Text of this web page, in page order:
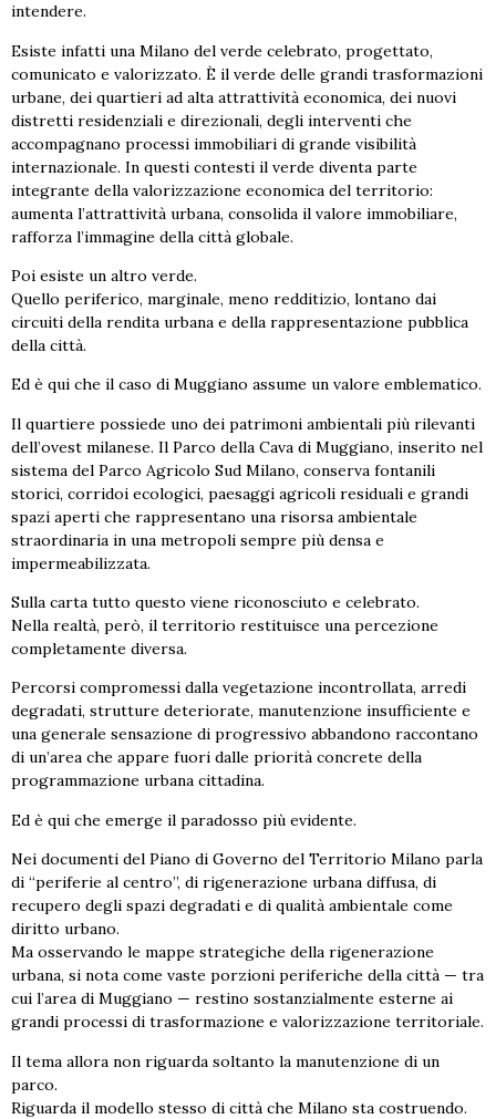
intendere.
Esiste infatti una Milano del verde celebrato, progettato,
comunicato e valorizzato. È il verde delle grandi trasformazioni
urbane, dei quartieri ad alta attrattività economica, dei nuovi
distretti residenziali e direzionali, degli interventi che
accompagnano processi immobiliari di grande visibilità
internazionale. In questi contesti il verde diventa parte
integrante della valorizzazione economica del territorio:
aumenta l’attrattività urbana, consolida il valore immobiliare,
rafforza l’immagine della città globale.
Poi esiste un altro verde.
Quello periferico, marginale, meno redditizio, lontano dai
circuiti della rendita urbana e della rappresentazione pubblica
della città.
Ed è qui che il caso di Muggiano assume un valore emblematico.
Il quartiere possiede uno dei patrimoni ambientali più rilevanti
dell’ovest milanese. Il Parco della Cava di Muggiano, inserito nel
sistema del Parco Agricolo Sud Milano, conserva fontanili
storici, corridoi ecologici, paesaggi agricoli residuali e grandi
spazi aperti che rappresentano una risorsa ambientale
straordinaria in una metropoli sempre più densa e
impermeabilizzata.
Sulla carta tutto questo viene riconosciuto e celebrato.
Nella realtà, però, il territorio restituisce una percezione
completamente diversa.
Percorsi compromessi dalla vegetazione incontrollata, arredi
degradati, strutture deteriorate, manutenzione insufficiente e
una generale sensazione di progressivo abbandono raccontano
di un’area che appare fuori dalle priorità concrete della
programmazione urbana cittadina.
Ed è qui che emerge il paradosso più evidente.
Nei documenti del Piano di Governo del Territorio Milano parla
di “periferie al centro”, di rigenerazione urbana diffusa, di
recupero degli spazi degradati e di qualità ambientale come
diritto urbano.
Ma osservando le mappe strategiche della rigenerazione
urbana, si nota come vaste porzioni periferiche della città — tra
cui l’area di Muggiano — restino sostanzialmente esterne ai
grandi processi di trasformazione e valorizzazione territoriale.
Il tema allora non riguarda soltanto la manutenzione di un
parco.
Riguarda il modello stesso di città che Milano sta costruendo.